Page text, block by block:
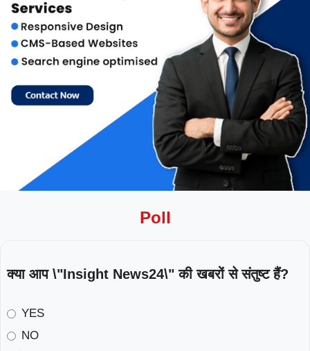
Poll
क्या आप \"Insight News24\" की खबरों से संतुष्ट हैं?
YES
NO